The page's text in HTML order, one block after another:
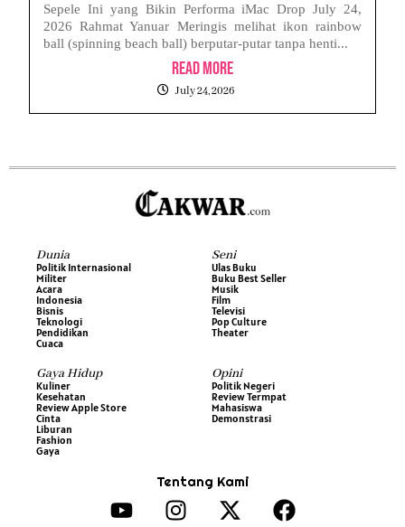
Sepele Ini yang Bikin Performa iMac Drop July 24,
2026 Rahmat Yanuar Meringis melihat ikon rainbow
ball (spinning beach ball) berputar-putar tanpa henti...
Read More
July 24, 2026
Dunia
Politik Internasional
Militer
Acara
Indonesia
Bisnis
Teknologi
Pendidikan
Cuaca
Seni
Ulas Buku
Buku Best Seller
Musik
Film
Televisi
Pop Culture
Theater
Gaya Hidup
Kuliner
Kesehatan
Review Apple Store
Cinta
Liburan
Fashion
Gaya
Opini
Politik Negeri
Review Termpat
Mahasiswa
Demonstrasi
Tentang Kami